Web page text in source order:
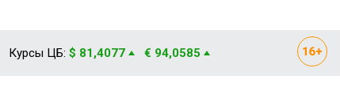
Курсы ЦБ: $ 81,4077 € 94,0585